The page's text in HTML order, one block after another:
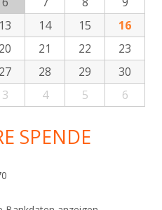
13 14 15
16
20 21 22
23
27 28 29
30
3 4 5 6
SPENDE